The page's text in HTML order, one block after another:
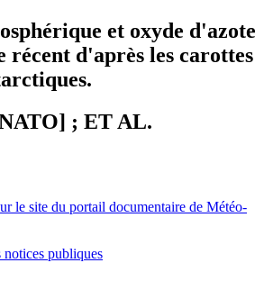
et oxyde d'azote
récent d'après les carottes
; ET AL.
le site du portail documentaire de Météo-
notices publiques